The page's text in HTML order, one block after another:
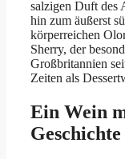
salzigen Duft des
hin zum äußerst
körperreichen
Sherry, der
Großbritannien
Zeiten als
Ein Wein
Geschichte